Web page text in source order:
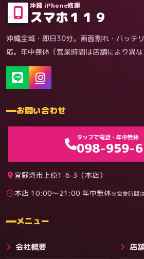
料金
沖縄 iPhone修理
スマホ１１９
沖縄全域・即日30分。画面割れ・バッテ
応。年中無休（営業時間は店舗により異な
お問い合わせ
タップで電話・年中無休
098-959-
宜野湾市上原1-6-3（本店）
本店 10:00〜21:00 年中無休※営業時間
メニュー
会社概要 店